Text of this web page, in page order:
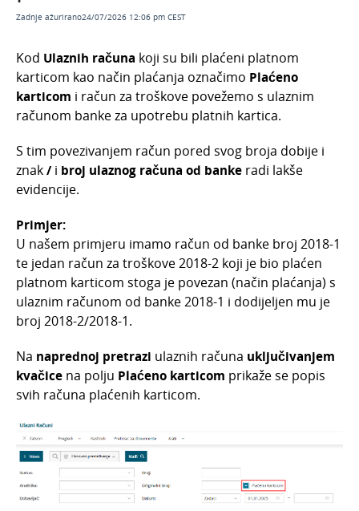
Ulazni računi - pregled poslovanja s
grafikonima
Pregled računa plaćenih platnim karticama
Pregled po dobavljačima
Pregled po rashodima
Pregled po analitikama
Pregled rashoda
Česta pitanja
Službena putovanja
Ponude
Otvorene stavke
Obračun kamata
Zalihe
Dnevni utržak
Blagajna
Maloprodaja
Nalozi za plaćanje
Mobilna aplikacija
Pokazatelji
Zadnje ažurirano24/07/2026 12:06 pm CEST
Kod Ulaznih računa koji su bili plaćeni platnom
karticom kao način plaćanja označimo Plaćeno
karticom i račun za troškove povežemo s ulaznim
računom banke za upotrebu platnih kartica.
S tim povezivanjem račun pored svog broja dobije i
znak/ i broj ulaznog računa od banke radi lakše
evidencije.
Primjer:
U našem primjeru imamo račun od banke broj 2018-1
te jedan račun za troškove 2018-2 koji je bio plaćen
platnom karticom stoga je povezan (način plaćanja) s
ulaznim računom od banke 2018-1 i dodijeljen mu je
broj 2018-2/2018-1.
Na naprednoj pretrazi ulaznih računa uključivanjem
kvačice na polju Plaćeno karticom prikaže se popis
svih računa plaćenih karticom.